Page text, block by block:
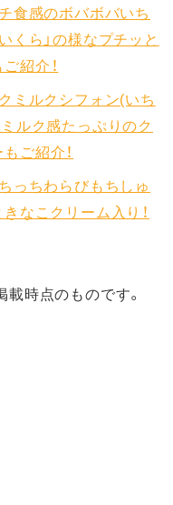
食感のボバボバいち
くら」の様なプチッと
紹介！
クミルクシフォン(いち
ルク感たっぷりのク
ご紹介！
っちわらびもちしゅ
なこクリーム入り！
時点のものです。